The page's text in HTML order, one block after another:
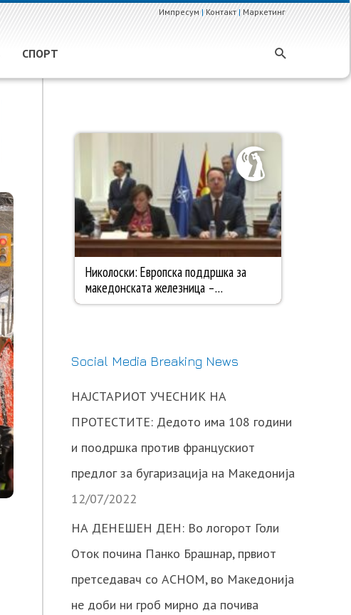
Импресум|Контакт|Маркетинг
СПОРТ
Social Media Breaking News
НАЈСТАРИОТ УЧЕСНИК НА
ПРОТЕСТИТЕ: Дедото има 108 години
и поодршка против францускиот
предлог за бугаризација на Македонија
12/07/2022
НА ДЕНЕШЕН ДЕН: Во логорот Голи
Оток почина Панко Брашнар, првиот
претседавач со АСНОМ, во Македонија
не доби ни гроб мирно да почива